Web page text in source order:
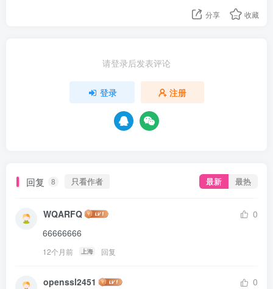
问题求助
863热度
分享 收藏
请登录后发表评论
登录 注册
回复 8 只看作者 最新 最热
WQARFQ
0
66666666
12个月前 上海 回复
openssl2451
0